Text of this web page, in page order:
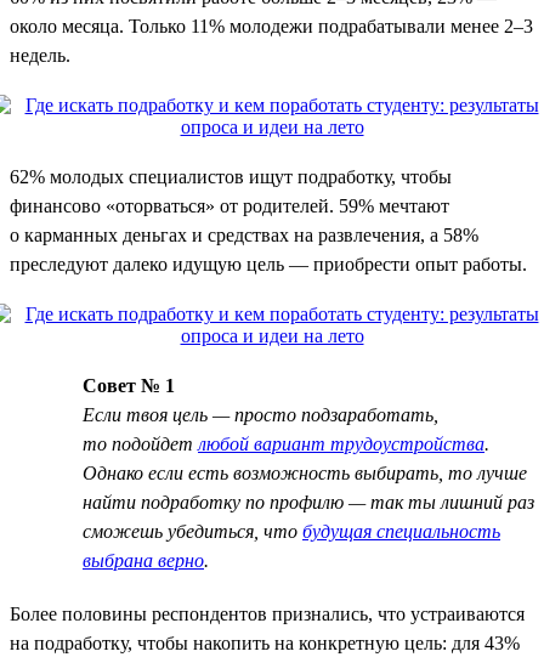
около месяца. Только 11% молодежи подрабатывали менее 2–3
недель.
62% молодых специалистов ищут подработку, чтобы
финансово «оторваться» от родителей. 59% мечтают
о карманных деньгах и средствах на развлечения, а 58%
преследуют далеко идущую цель — приобрести опыт работы.
Совет № 1
Если твоя цель — просто подзаработать,
то подойдет любой вариант трудоустройства.
Однако если есть возможность выбирать, то лучше
найти подработку по профилю — так ты лишний раз
сможешь убедиться, что будущая специальность
выбрана верно.
Более половины респондентов признались, что устраиваются
на подработку, чтобы накопить на конкретную цель: для 43%